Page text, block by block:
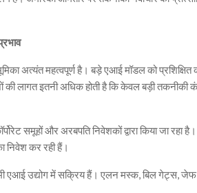
भूमिका अत्यंत महत्वपूर्ण है। बड़े एआई मॉडल को
लागत इतनी अधिक होती है कि केवल बड़ी तकनीकी
समूहों और अरबपति निवेशकों द्वारा किया जा
कर रही हैं।
एआई उद्योग में सक्रिय हैं। एलन मस्क, बिल गेट्स,